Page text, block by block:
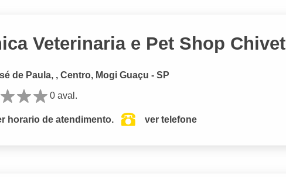
Veterinaria e Pet Shop Chivet
de Paula, , Centro, Mogi Guaçu - SP
0 aval.
horario de atendimento. ver telefone